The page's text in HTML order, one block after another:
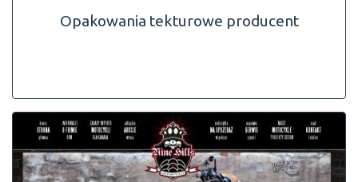
Opakowania tekturowe producent